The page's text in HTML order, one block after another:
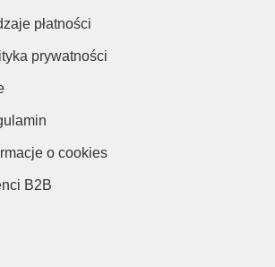
płatności
prywatności
o cookies
B2B